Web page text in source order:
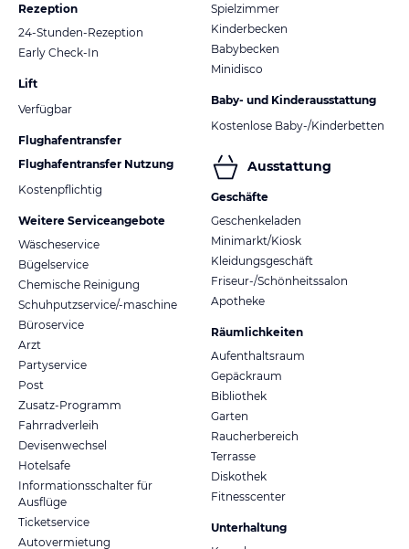
Rezeption
24-Stunden-Rezeption
Early Check-In
Lift
Verfügbar
Flughafentransfer
Flughafentransfer Nutzung
Kostenpflichtig
Weitere Serviceangebote
Wäscheservice
Bügelservice
Chemische Reinigung
Schuhputzservice/-maschine
Büroservice
Arzt
Partyservice
Post
Zusatz-Programm
Fahrradverleih
Devisenwechsel
Hotelsafe
Informationsschalter für
Ausflüge
Ticketservice
Autovermietung
Spielzimmer
Kinderbecken
Babybecken
Minidisco
Baby- und Kinderausstattung
Kostenlose Baby-/Kinderbetten
Ausstattung
Geschäfte
Geschenkeladen
Minimarkt/Kiosk
Kleidungsgeschäft
Friseur-/Schönheitssalon
Apotheke
Räumlichkeiten
Aufenthaltsraum
Gepäckraum
Bibliothek
Garten
Raucherbereich
Terrasse
Diskothek
Fitnesscenter
Unterhaltung